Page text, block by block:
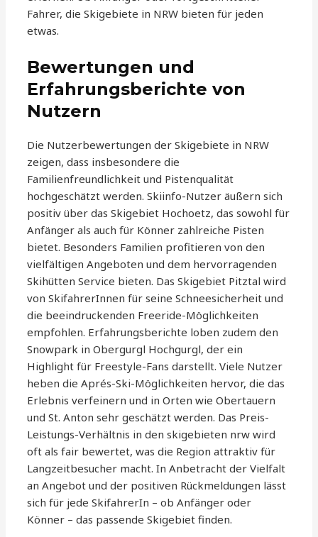
Fahrer, die Skigebiete in NRW bieten für jeden
etwas.
Bewertungen und
Erfahrungsberichte von
Nutzern
Die Nutzerbewertungen der Skigebiete in NRW
zeigen, dass insbesondere die
Familienfreundlichkeit und Pistenqualität
hochgeschätzt werden. Skiinfo-Nutzer äußern sich
positiv über das Skigebiet Hochoetz, das sowohl für
Anfänger als auch für Könner zahlreiche Pisten
bietet. Besonders Familien profitieren von den
vielfältigen Angeboten und dem hervorragenden
Skihütten Service bieten. Das Skigebiet Pitztal wird
von SkifahrerInnen für seine Schneesicherheit und
die beeindruckenden Freeride-Möglichkeiten
empfohlen. Erfahrungsberichte loben zudem den
Snowpark in Obergurgl Hochgurgl, der ein
Highlight für Freestyle-Fans darstellt. Viele Nutzer
heben die Aprés-Ski-Möglichkeiten hervor, die das
Erlebnis verfeinern und in Orten wie Obertauern
und St. Anton sehr geschätzt werden. Das Preis-
Leistungs-Verhältnis in den skigebieten nrw wird
oft als fair bewertet, was die Region attraktiv für
Langzeitbesucher macht. In Anbetracht der Vielfalt
an Angebot und der positiven Rückmeldungen lässt
sich für jede SkifahrerIn – ob Anfänger oder
Könner – das passende Skigebiet finden.